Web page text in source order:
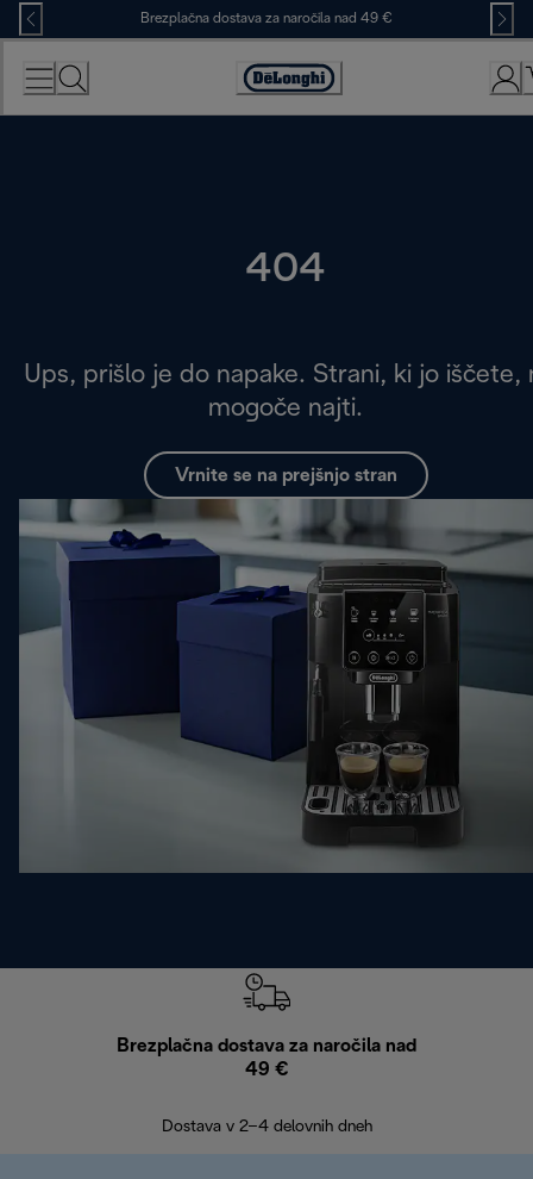
Skip
to
Content
Brezplačna dostava za naročila nad 49 €
Accessibility
Statement
404
Ups, prišlo je do napake. Strani, ki jo iščete,
mogoče najti.
Vrnite se na prejšnjo stran
Brezplačna dostava za naročila nad
49 €
Dostava v 2–4 delovnih dneh